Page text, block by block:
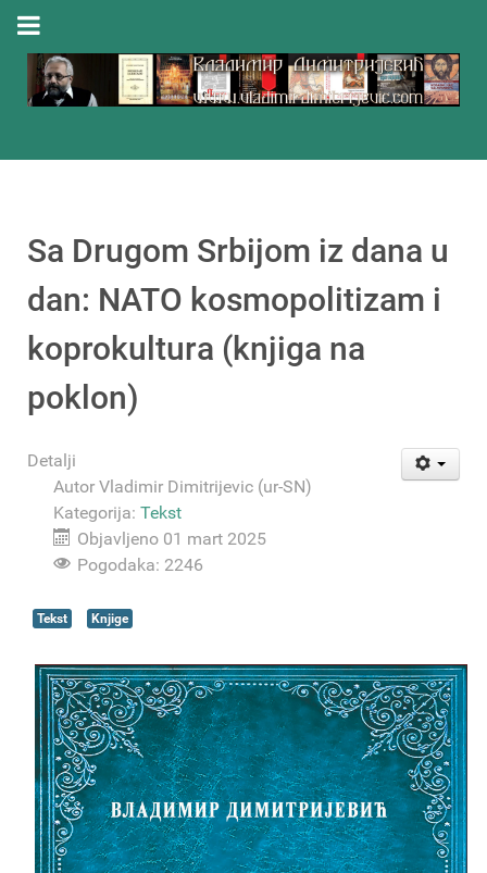
Sa Drugom Srbijom iz dana u
dan: NATO kosmopolitizam i
koprokultura (knjiga na
poklon)
Detalji
Autor Vladimir Dimitrijevic (ur-SN)
Kategorija: Tekst
Objavljeno 01 mart 2025
Pogodaka: 2246
Tekst Knjige